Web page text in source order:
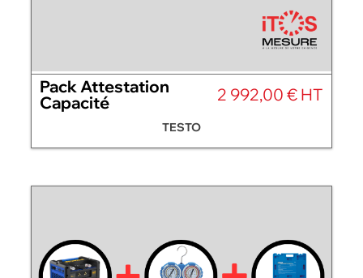
Pack Attestation
Capacité
2 992,00 € HT
TESTO